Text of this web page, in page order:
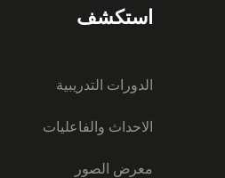
استكشف
الدورات التدريبية
الاحداث والفاعليات
معرض الصور